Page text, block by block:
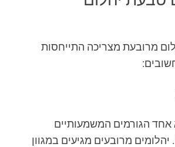
מרובעת מצריכה התייחסות
אחד הגורמים המשמעותיים
מרובעים מגיעים במגוון